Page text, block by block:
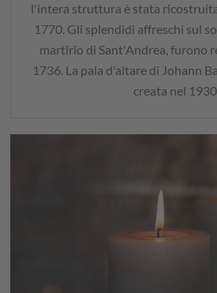
l'intera struttura è stata
1770. Gli splendidi affreschi sul
martirio di Sant'Andrea, furono
1736. La pala d'altare di Johann
creata nel